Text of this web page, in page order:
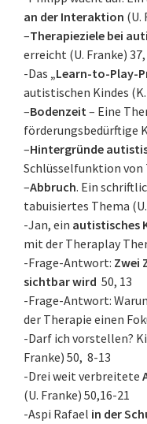
an der Interaktion (U.
–Therapieziele bei
erreicht (U. Franke)
-Das „Learn-to-Play-
autistischen Kindes
–Bodenzeit– Eine
förderungsbedürftige
–Hintergründe
Schlüsselfunktion von
–Abbruch. Ein
tabuisiertes Thema
-Jan, ein autistisches
mit der Theraplay
-Frage-Antwort: Zwei
sichtbar wird 50, 13
-Frage-Antwort:
der Therapie einen
-Darf ich vorstellen?
Franke) 50, 8-13
-Drei weit verbreitete
(U. Franke) 50,16-21
-Aspi Rafael in der